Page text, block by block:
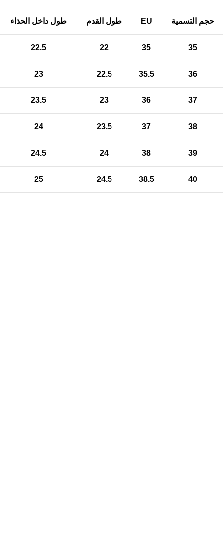
حجم التسمية EU طول القدم طول داخل الحذاء
35
35
22
22.5
36
35.5
22.5
23
37
36
23
23.5
38
37
23.5
24
39
38
24
24.5
40
38.5
24.5
25